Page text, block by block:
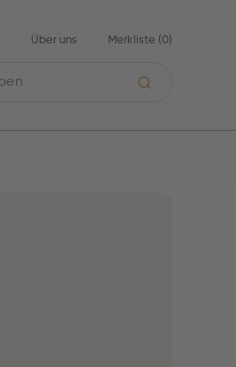
Über uns Merkliste (0)